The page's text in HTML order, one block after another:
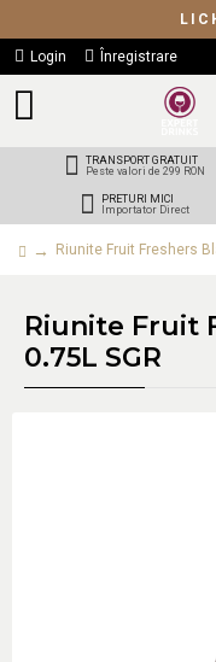
Login Înregistrare
TRANSPORT GRATUIT
Peste valori de 299 RON
PRETURI MICI
Importator Direct
Riunite Fruit Freshers
Riunite Fruit
0.75L SGR